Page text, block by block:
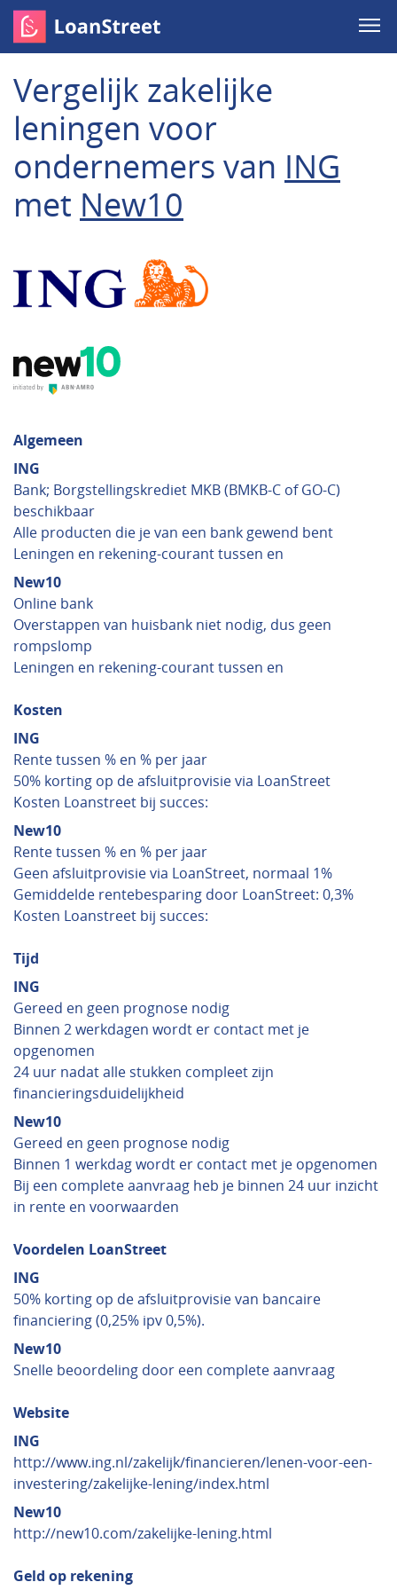
Vergelijk zakelijke
leningen voor
ondernemers van ING
met New10
Algemeen
ING
Bank; Borgstellingskrediet MKB (BMKB-C of GO-C)
beschikbaar
Alle producten die je van een bank gewend bent
Leningen en rekening-courant tussen en
New10
Online bank
Overstappen van huisbank niet nodig, dus geen
rompslomp
Leningen en rekening-courant tussen en
Kosten
ING
Rente tussen % en % per jaar
50% korting op de afsluitprovisie via LoanStreet
Kosten Loanstreet bij succes:
New10
Rente tussen % en % per jaar
Geen afsluitprovisie via LoanStreet, normaal 1%
Gemiddelde rentebesparing door LoanStreet: 0,3%
Kosten Loanstreet bij succes:
Tijd
ING
Gereed en geen prognose nodig
Binnen 2 werkdagen wordt er contact met je
opgenomen
24 uur nadat alle stukken compleet zijn
financieringsduidelijkheid
New10
Gereed en geen prognose nodig
Binnen 1 werkdag wordt er contact met je opgenomen
Bij een complete aanvraag heb je binnen 24 uur inzicht
in rente en voorwaarden
Voordelen LoanStreet
ING
50% korting op de afsluitprovisie van bancaire
financiering (0,25% ipv 0,5%).
New10
Snelle beoordeling door een complete aanvraag
Website
ING
http://www.ing.nl/zakelijk/financieren/lenen-voor-een-
investering/zakelijke-lening/index.html
New10
http://new10.com/zakelijke-lening.html
Geld op rekening